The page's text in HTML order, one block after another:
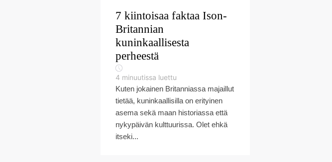
7 kiintoisaa faktaa Ison-
Britannian
kuninkaallisesta
perheestä
4 minuutissa luettu
Kuten jokainen Britanniassa majaillut
tietää, kuninkaallisilla on erityinen
asema sekä maan historiassa että
nykypäivän kulttuurissa. Olet ehkä
itseki...